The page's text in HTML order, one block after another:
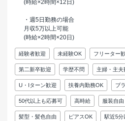
(時給×2時間×12日)
・週5日勤務の場合
月収5万以上可能
(時給×2時間×20日)
経験者歓迎 未経験OK フリーター
第二新卒歓迎 学歴不問 主婦・主夫
U・Iターン歓迎 扶養内勤務OK ブ
50代以上も応募可 高時給 服装自由
髪型・髪色自由 ピアスOK 駅近5分